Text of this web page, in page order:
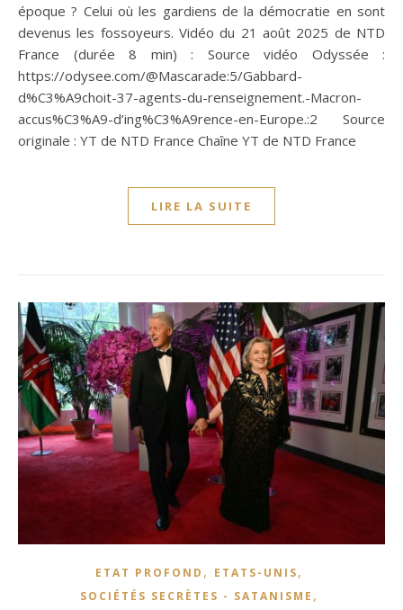
époque ? Celui où les gardiens de la démocratie en sont
devenus les fossoyeurs. Vidéo du 21 août 2025 de NTD
France (durée 8 min) : Source vidéo Odyssée :
https://odysee.com/@Mascarade:5/Gabbard-
d%C3%A9choit-37-agents-du-renseignement.-Macron-
accus%C3%A9-d’ing%C3%A9rence-en-Europe.:2 Source
originale : YT de NTD France Chaîne YT de NTD France
LIRE LA SUITE
ETAT PROFOND , ETATS-UNIS,
SOCIÉTÉS SECRÈTES - SATANISME ,